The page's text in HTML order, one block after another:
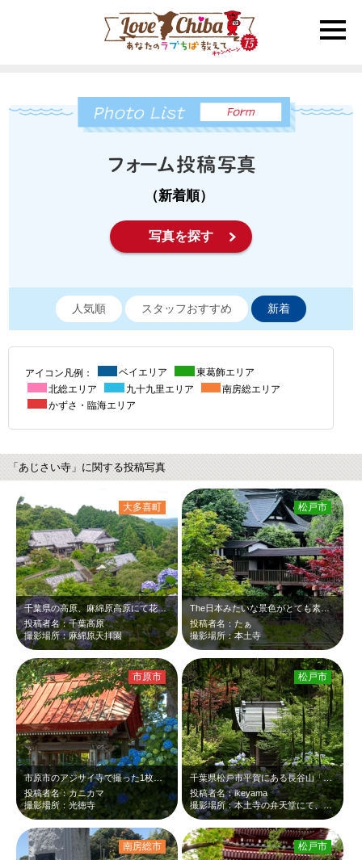
toggle
（新着順）
写真を探す
人気順 スタッフおすすめ 新着
アイコン凡例： ベイエリア
東葛飾エリア
北総エリア
九十九里エリア
南房総エリア
かずさ・臨海エリア
「あじさい寺」に関する投稿写真
千葉県の高原、麻綿原高原にて花見。6月30日、あじさいに色が乗り見頃へ向かって…
投稿者名：千葉高原
撮影場所：麻綿原天拝園
大多喜町
The日本みたいな景色がとても素敵でした。紫陽花も綺麗ですが咲いてない時期に行…
投稿者名：たぁ
撮影場所：本土寺
松戸市
市原市のアジサイ寺で撮った1枚です。
投稿者名：カニカマ
撮影場所：光徳寺
市原市
千葉県松戸市平賀にある長谷山「本土寺」、紫陽花で有名であり、松戸の「あじさい寺…
投稿者名：ikeyama
撮影場所：本土寺の弁天堂にて、松戸市
松戸市
南房総市 松戸市